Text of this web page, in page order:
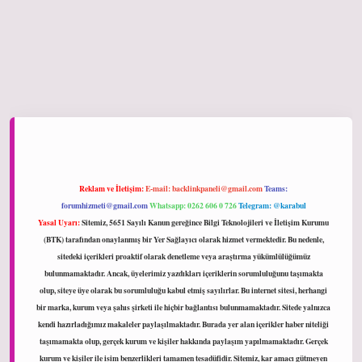
Reklam ve İletişim:E-mail:backlinkpaneli@gmail.comTeams:
forumhizmeti@gmail.comWhatsapp: 0262 606 0 726Telegram: @karabul
Yasal Uyarı:Sitemiz, 5651 Sayılı Kanun gereğince Bilgi Teknolojileri ve İletişim Kurumu
(BTK) tarafından onaylanmış bir Yer Sağlayıcı olarak hizmet vermektedir. Bu nedenle,
sitedeki içerikleri proaktif olarak denetleme veya araştırma yükümlülüğümüz
bulunmamaktadır. Ancak, üyelerimiz yazdıkları içeriklerin sorumluluğunu taşımakta
olup, siteye üye olarak bu sorumluluğu kabul etmiş sayılırlar. Bu internet sitesi, herhangi
bir marka, kurum veya şahıs şirketi ile hiçbir bağlantısı bulunmamaktadır. Sitede yalnızca
kendi hazırladığımız makaleler paylaşılmaktadır. Burada yer alan içerikler haber niteliği
taşımamakta olup, gerçek kurum ve kişiler hakkında paylaşım yapılmamaktadır. Gerçek
kurum ve kişiler ile isim benzerlikleri tamamen tesadüfidir. Sitemiz, kar amacı gütmeyen